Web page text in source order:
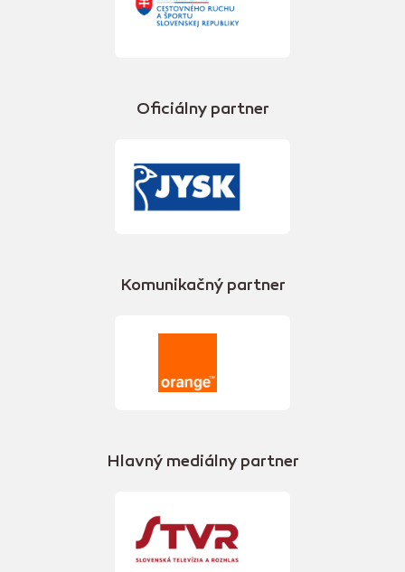
Oficiálny partner
Komunikačný partner
Hlavný mediálny partner